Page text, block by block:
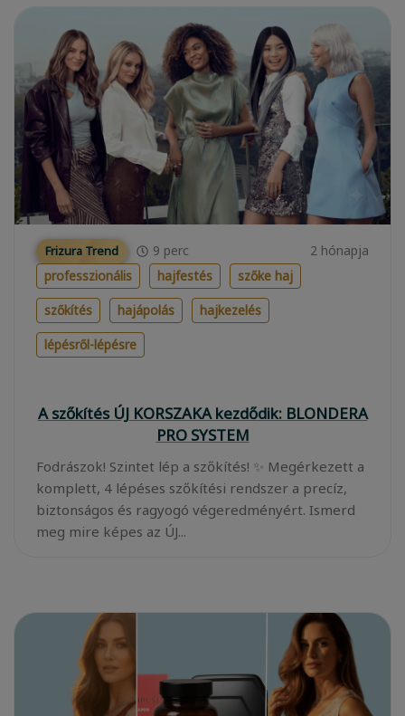
Frizura Trend 9 perc
2 hónapja
professzionális
hajfestés
szőke haj
szőkítés
hajápolás
hajkezelés
lépésről-lépésre
A szőkítés ÚJ KORSZAKA kezdődik: BLONDERA
PRO SYSTEM
Fodrászok! Szintet lép a szőkítés! ✨ Megérkezett a
komplett, 4 lépéses szőkítési rendszer a precíz,
biztonságos és ragyogó végeredményért. Ismerd
meg mire képes az ÚJ...